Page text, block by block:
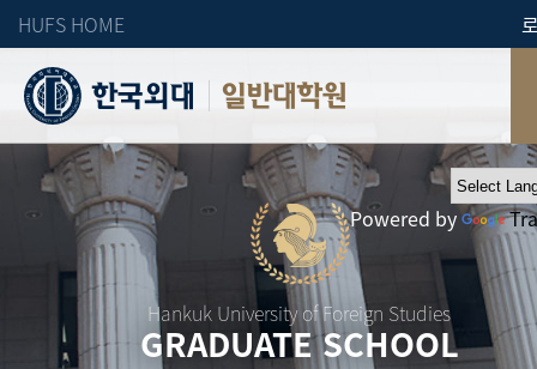
HUFS HOME
일반대학원
Hankuk University of Foreign Studies
GRADUATE SCHOOL
Powered by